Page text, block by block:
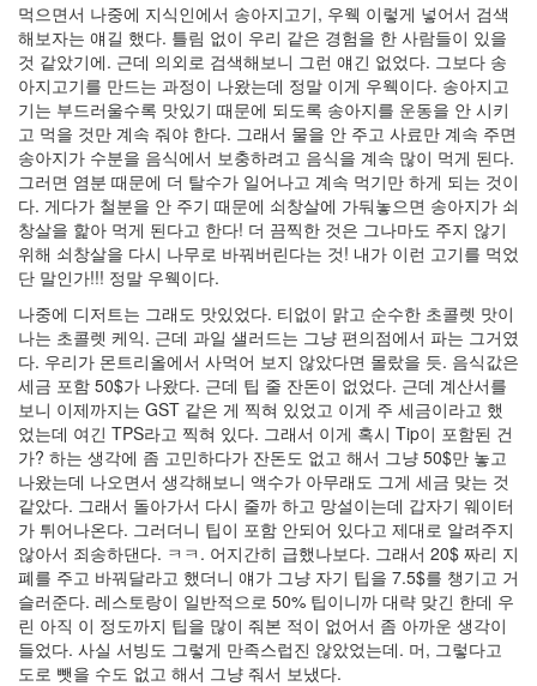
먹으면서 나중에 지식인에서 송아지고기, 우웩 이렇게 넣어서 검색
해보자는 얘길 했다. 틀림 없이 우리 같은 경험을 한 사람들이 있을
것 같았기에. 근데 의외로 검색해보니 그런 얘긴 없었다. 그보다 송
아지고기를 만드는 과정이 나왔는데 정말 이게 우웩이다. 송아지고
기는 부드러울수록 맛있기 때문에 되도록 송아지를 운동을 안 시키
고 먹을 것만 계속 줘야 한다. 그래서 물을 안 주고 사료만 계속 주면
송아지가 수분을 음식에서 보충하려고 음식을 계속 많이 먹게 된다.
그러면 염분 때문에 더 탈수가 일어나고 계속 먹기만 하게 되는 것이
다. 게다가 철분을 안 주기 때문에 쇠창살에 가둬놓으면 송아지가 쇠
창살을 핥아 먹게 된다고 한다! 더 끔찍한 것은 그나마도 주지 않기
위해 쇠창살을 다시 나무로 바꿔버린다는 것! 내가 이런 고기를 먹었
단 말인가!!! 정말 우웩이다.
나중에 디저트는 그래도 맛있었다. 티없이 맑고 순수한 초콜렛 맛이
나는 초콜렛 케익. 근데 과일 샐러드는 그냥 편의점에서 파는 그거였
다. 우리가 몬트리올에서 사먹어 보지 않았다면 몰랐을 듯. 음식값은
세금 포함 50$가 나왔다. 근데 팁 줄 잔돈이 없었다. 근데 계산서를
보니 이제까지는 GST 같은 게 찍혀 있었고 이게 주 세금이라고 했
었는데 여긴 TPS라고 찍혀 있다. 그래서 이게 혹시 Tip이 포함된 건
가? 하는 생각에 좀 고민하다가 잔돈도 없고 해서 그냥 50$만 놓고
나왔는데 나오면서 생각해보니 액수가 아무래도 그게 세금 맞는 것
같았다. 그래서 돌아가서 다시 줄까 하고 망설이는데 갑자기 웨이터
가 튀어나온다. 그러더니 팁이 포함 안되어 있다고 제대로 알려주지
않아서 죄송하댄다. ㅋㅋ. 어지간히 급했나보다. 그래서 20$ 짜리 지
폐를 주고 바꿔달라고 했더니 얘가 그냥 자기 팁을 7.5$를 챙기고 거
슬러준다. 레스토랑이 일반적으로 50% 팁이니까 대략 맞긴 한데 우
린 아직 이 정도까지 팁을 많이 줘본 적이 없어서 좀 아까운 생각이
들었다. 사실 서빙도 그렇게 만족스럽진 않았었는데. 머, 그렇다고
도로 뺏을 수도 없고 해서 그냥 줘서 보냈다.